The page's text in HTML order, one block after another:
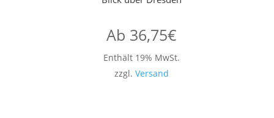
Ab 36,75€
Enthält 19% MwSt.
zzgl. Versand